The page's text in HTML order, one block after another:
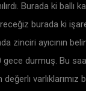
Burada ki ballı
burada ki
zinciri ayıcının
durmuş. Bu